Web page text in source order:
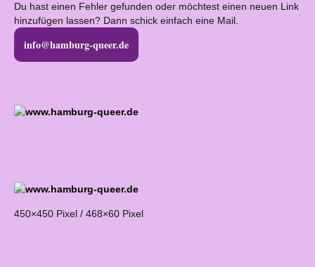
Du hast einen Fehler gefunden oder möchtest einen neuen Link
hinzufügen lassen? Dann schick einfach eine Mail.
info@hamburg-queer.de
450×450 Pixel / 468×60 Pixel